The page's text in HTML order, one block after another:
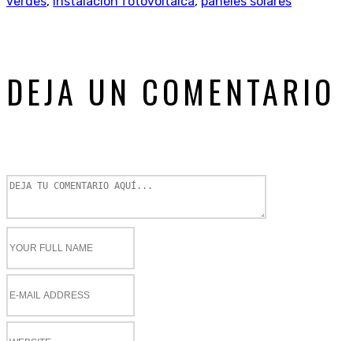
DEJA UN COMENTARIO